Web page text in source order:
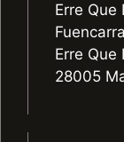
Erre Que
Erre Que
28005